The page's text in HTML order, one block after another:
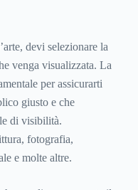
devi selezionare la
venga visualizzata. La
per assicurarti
giusto e che
di visibilità.
fotografia,
e molte altre.